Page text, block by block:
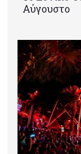
Αύγουστο